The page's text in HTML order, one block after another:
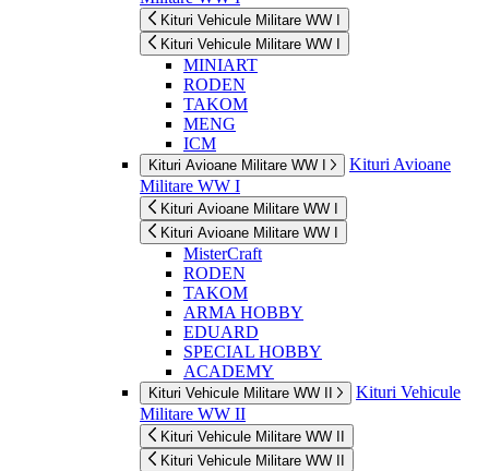
Kituri Vehicule Militare WW I
Kituri Vehicule Militare WW I
MINIART
RODEN
TAKOM
MENG
ICM
Kituri Avioane Militare WW I
Kituri Avioane
Militare WW I
Kituri Avioane Militare WW I
Kituri Avioane Militare WW I
MisterCraft
RODEN
TAKOM
ARMA HOBBY
EDUARD
SPECIAL HOBBY
ACADEMY
Kituri Vehicule Militare WW II
Kituri Vehicule
Militare WW II
Kituri Vehicule Militare WW II
Kituri Vehicule Militare WW II